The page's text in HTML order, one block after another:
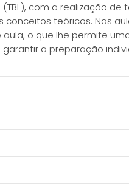
com a realização de
teóricos. Nas
o que lhe permite
a preparação